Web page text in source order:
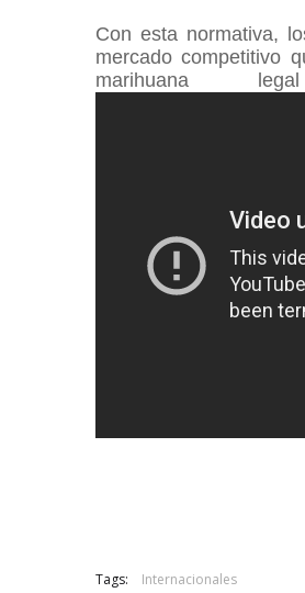
Con esta normativa,
mercado competitivo
marihuana
Tags: Internacionales